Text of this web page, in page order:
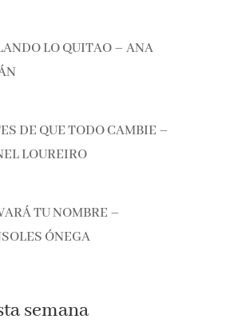
LO QUITAO – ANA
DE QUE TODO CAMBIE –
LOUREIRO
TU NOMBRE –
ÓNEGA
semana